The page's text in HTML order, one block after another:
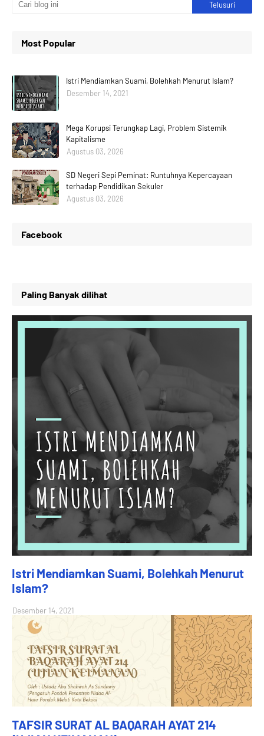
Most Popular
Istri Mendiamkan Suami, Bolehkah Menurut Islam?
Desember 14, 2021
Mega Korupsi Terungkap Lagi, Problem Sistemik
Kapitalisme
Agustus 03, 2026
SD Negeri Sepi Peminat: Runtuhnya Kepercayaan
terhadap Pendidikan Sekuler
Agustus 03, 2026
Facebook
Paling Banyak dilihat
Istri Mendiamkan Suami, Bolehkah Menurut
Islam?
Desember 14, 2021
TAFSIR SURAT AL BAQARAH AYAT 214